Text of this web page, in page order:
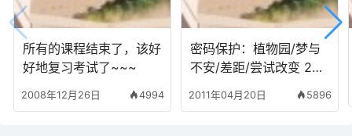
所有的课程结束了，该好
好地复习考试了~~~
2008年12月26日 4994
密码保护：植物园/梦与
不安/差距/尝试改变 201
2011年04月20日 5896